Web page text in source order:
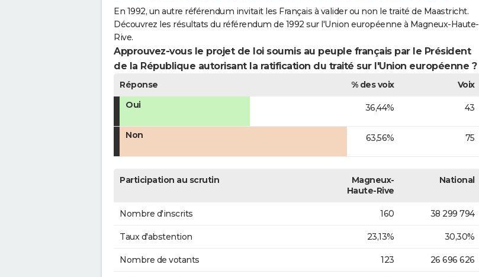
En 1992, un autre référendum invitait les Français à valider ou non le traité de Maastricht.
Découvrez les résultats du référendum de 1992 sur l'Union européenne à Magneux-Haute-
Rive.
Approuvez-vous le projet de loi soumis au peuple français par le Président
de la République autorisant la ratification du traité sur l'Union européenne ?
Réponse % des voix
Voix
Oui
36,44% 43
Non 63,56% 75
Participation au scrutin
Magneux-
Haute-Rive
National
Nombre d'inscrits 160 38 299 794
Taux d'abstention 23,13% 30,30%
Nombre de votants 123 26 696 626